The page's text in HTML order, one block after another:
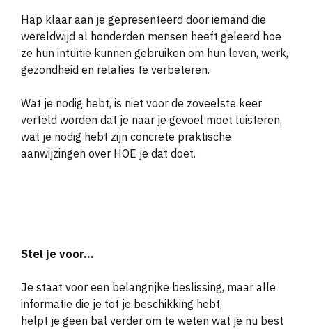
Hap klaar aan je gepresenteerd door iemand die
wereldwijd al honderden mensen heeft geleerd hoe
ze hun intuïtie kunnen gebruiken om hun leven, werk,
gezondheid en relaties te verbeteren.
Wat je nodig hebt, is niet voor de zoveelste keer
verteld worden dat je naar je gevoel moet luisteren,
wat je nodig hebt zijn concrete praktische
aanwijzingen over HOE je dat doet.
Stel je voor…
Je staat voor een belangrijke beslissing, maar alle
informatie die je tot je beschikking hebt,
helpt je geen bal verder om te weten wat je nu best